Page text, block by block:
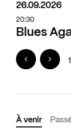
Blues
26.09.2026
20:30
1
À venir